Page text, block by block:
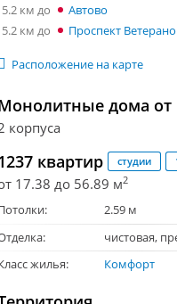
5.2 км
Автово
5.2 км
Проспект
Расположение на карте
дома от
корпуса
квартир студии
17.38 до 56.89 м2
2.59 м
чистовая,
жилья:
Комфорт